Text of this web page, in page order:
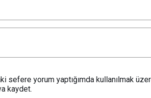
sefere yorum yaptığımda kullanılmak
kaydet.